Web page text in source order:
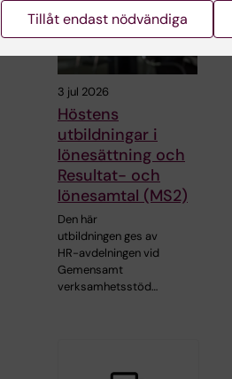
3 jul 2026
Höstens
utbildningar i
lönesättning och
Resultat- och
lönesamtal (MS2)
Den här
utbildningen ges av
HR-avdelningen vid
Gemensamt
verksamhetsstöd…
Tillåt endast nödvändiga